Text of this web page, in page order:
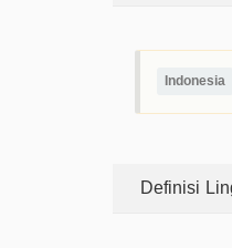
Indonesia
Definisi